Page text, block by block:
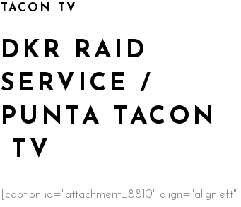
TACON TV
DKR RAID
SERVICE /
PUNTA TACON
TV
[caption id="attachment_8810" align="alignleft"